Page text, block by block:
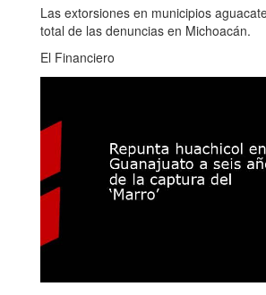
Las extorsiones en municipios
total de las denuncias en Michoacán.
El Financiero